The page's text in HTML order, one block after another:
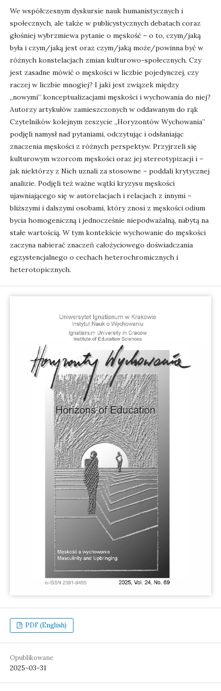
We współczesnym dyskursie nauk humanistycznych i
społecznych, ale także w publicystycznych debatach coraz
głośniej wybrzmiewa pytanie o męskość – o to, czym/jaką
była i czym/jaką jest oraz czym/jaką może/powinna być w
różnych konstelacjach zmian kulturowo-społecznych. Czy
jest zasadne mówić o męskości w liczbie pojedynczej, czy
raczej w liczbie mnogiej? I jaki jest związek między
„nowymi” konceptualizacjami męskości i wychowania do niej?
Autorzy artykułów zamieszczonych w oddawanym do rąk
Czytelników kolejnym zeszycie „Horyzontów Wychowania”
podjęli namysł nad pytaniami, odczytując i odsłaniając
znaczenia męskości z różnych perspektyw. Przyjrzeli się
kulturowym wzorcom męskości oraz jej stereotypizacji i –
jak niektórzy z Nich uznali za stosowne – poddali krytycznej
analizie. Podjęli też ważne wątki kryzysu męskości
ujawniającego się w autorelacjach i relacjach z innymi –
bliższymi i dalszymi osobami, który znosi z męskości odium
bycia homogeniczną i jednocześnie niepodważalną, nabytą na
stałe wartością. W tym kontekście wychowanie do męskości
zaczyna nabierać znaczeń całożyciowego doświadczania
egzystencjalnego o cechach heterochromicznych i
heterotopicznych.
PDF (English)
Opublikowane
2025-03-31